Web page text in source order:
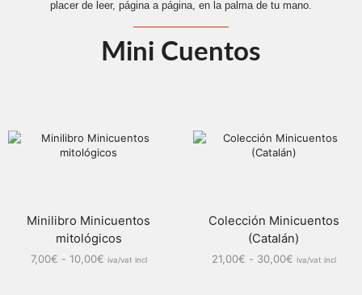
placer de leer, página a página, en la palma de tu mano.
Mini Cuentos
Minilibro Minicuentos
mitológicos
7,00€ - 10,00€ iva/vat incl
Colección Minicuentos
(Catalán)
21,00€ - 30,00€ iva/vat incl